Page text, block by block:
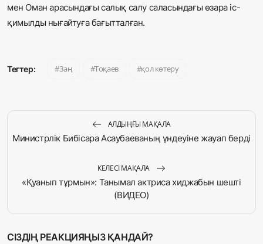
мен Оман арасындағы салық салу саласындағы өзара іс-
қимылды нығайтуға бағытталған.
Тегтер: Заң Тоқаев қол көтеру
АЛДЫҢҒЫ МАҚАЛА
Министрлік Бибісара Асаубаеваның үндеуіне жауап берді
КЕЛЕСІ МАҚАЛА
«Қуанып тұрмын»: Танымал актриса хиджабын шешті
(ВИДЕО)
СІЗДІҢ РЕАКЦИЯҢЫЗ ҚАНДАЙ?